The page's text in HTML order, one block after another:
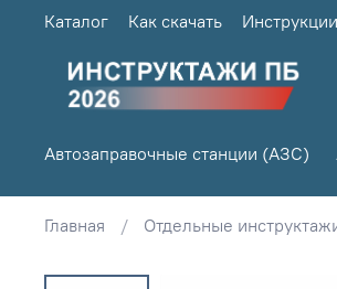
Каталог Как скачать
Автозаправочные станции (АЗС)
Главная Отдельные